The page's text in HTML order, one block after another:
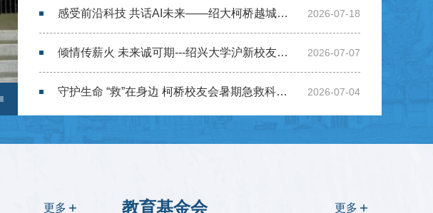
23
感受前沿科技 共话AI未来——绍大柯桥越城校友走进阿里交流学习 2026-07-18
倾情传薪火 未来诚可期---绍兴大学沪新校友会联谊活动圆满举行 2026-07-07
守护生命 “救”在身边 柯桥校友会暑期急救科普公益讲座暖心开讲 2026-07-04
更多 教育基金会 更多